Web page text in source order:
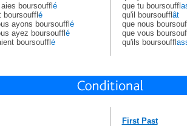
boursoufflé
boursoufflé
ayons boursouffl é
ayez boursouffl é
boursouffl é
que tu boursouffl
qu'il boursouffl ât
que nous
que vous
qu'ils boursouffl
First Past